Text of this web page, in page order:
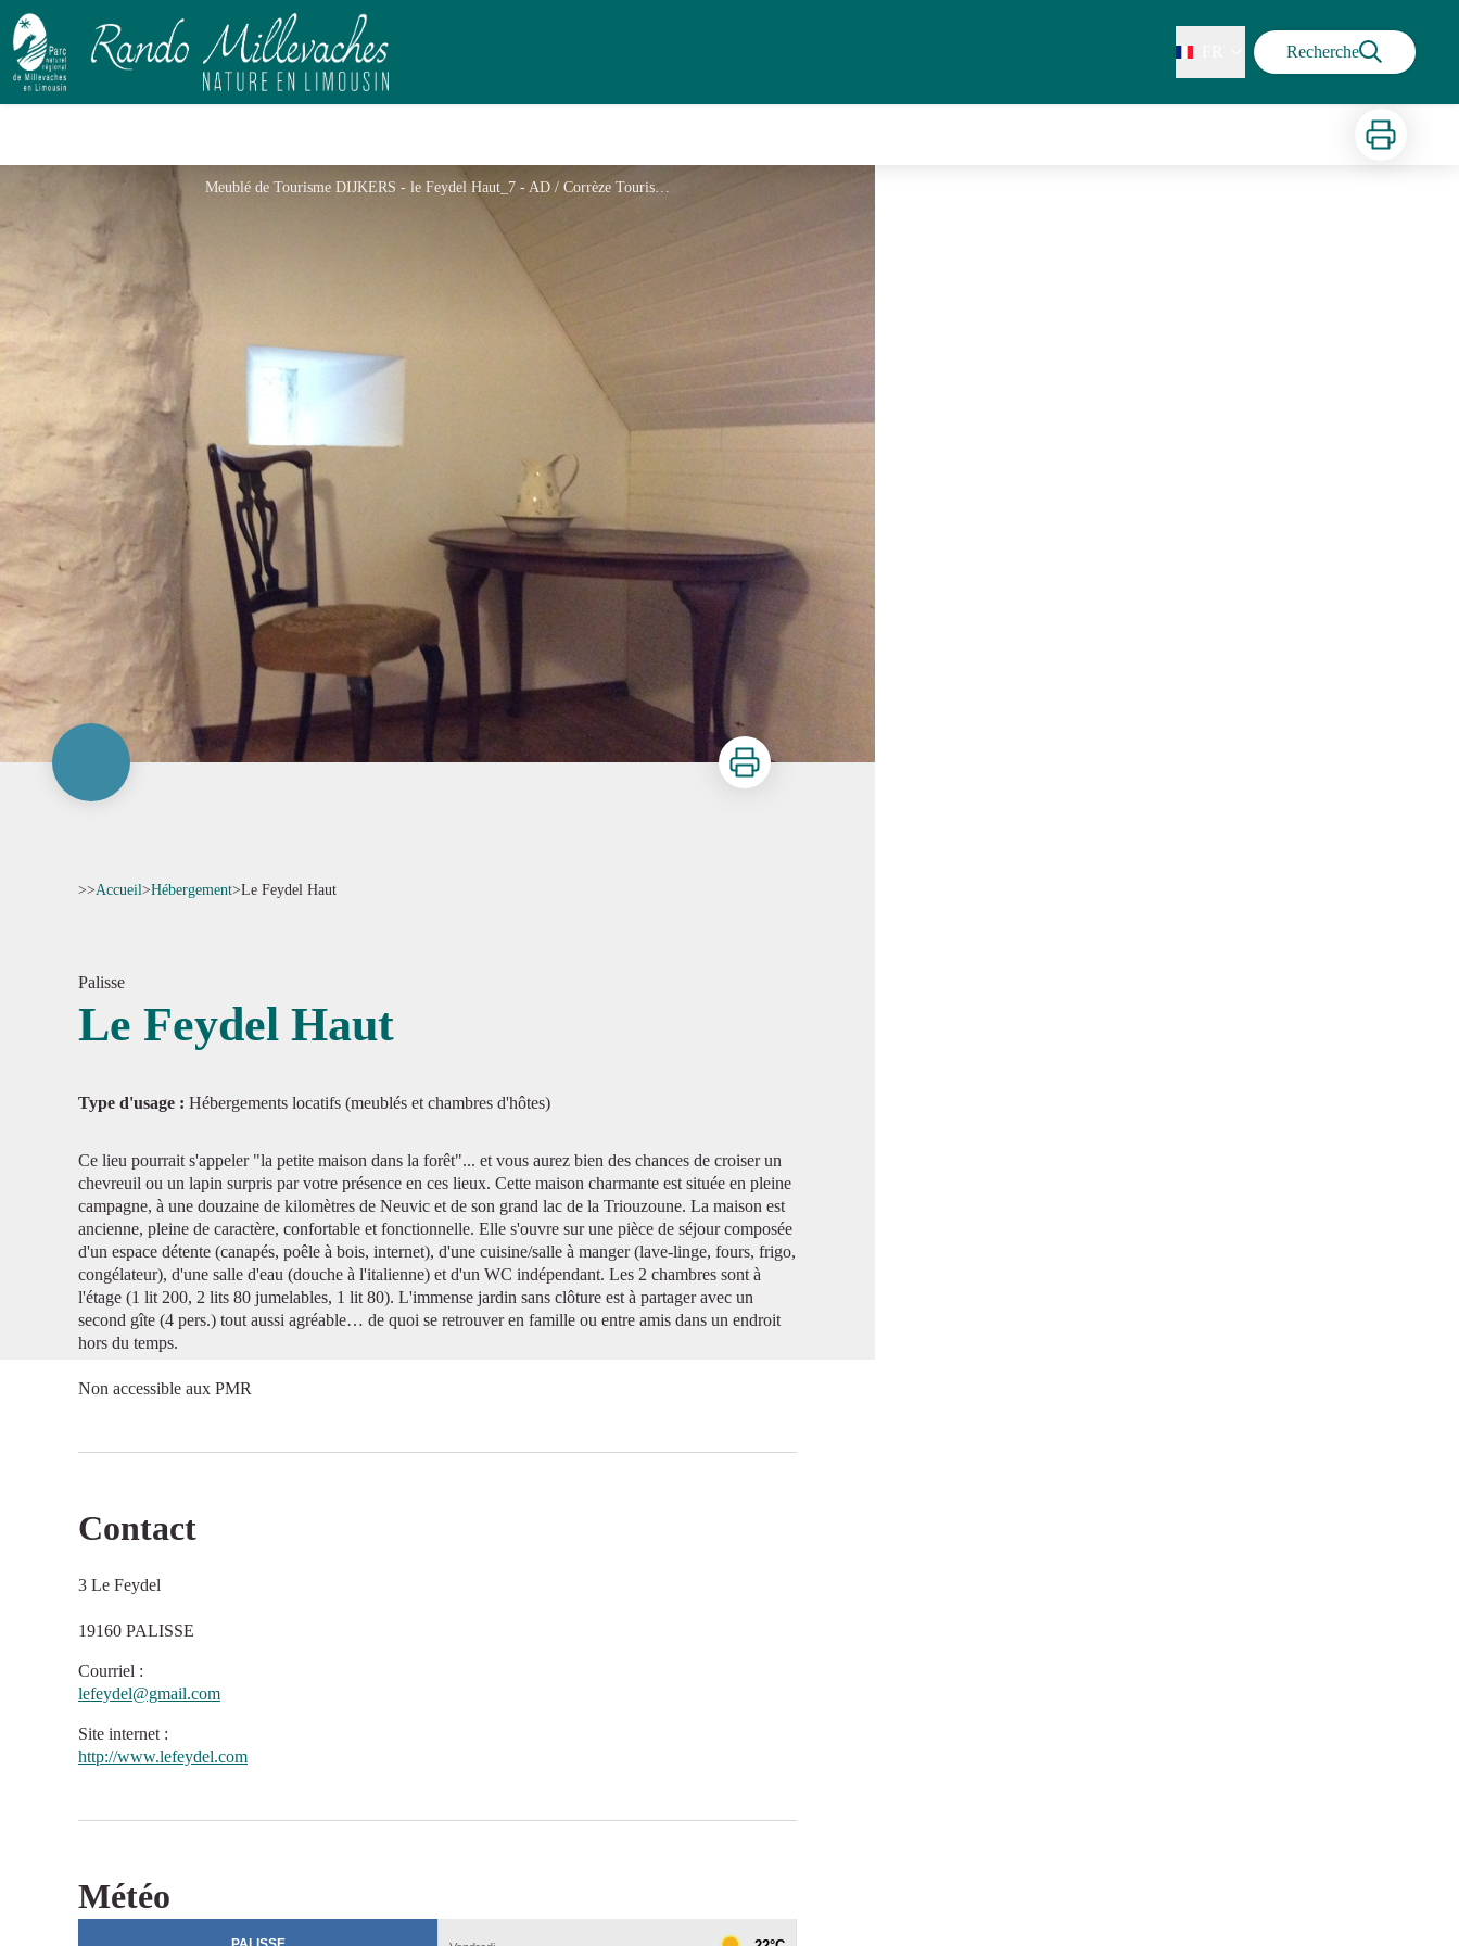
Recherche
Imprimer
Meublé de Tourisme DIJKERS - le Feydel Haut_7 - AD / Corrèze Tourisme
Imprimer
>>Accueil>Hébergement>Le Feydel Haut
Palisse
Le Feydel Haut
Type d'usage : Hébergements locatifs (meublés et chambres d'hôtes)
Ce lieu pourrait s'appeler "la petite maison dans la forêt"... et vous aurez bien des chances de croiser un
chevreuil ou un lapin surpris par votre présence en ces lieux. Cette maison charmante est située en pleine
campagne, à une douzaine de kilomètres de Neuvic et de son grand lac de la Triouzoune. La maison est
ancienne, pleine de caractère, confortable et fonctionnelle. Elle s'ouvre sur une pièce de séjour composée
d'un espace détente (canapés, poêle à bois, internet), d'une cuisine/salle à manger (lave-linge, fours, frigo,
congélateur), d'une salle d'eau (douche à l'italienne) et d'un WC indépendant. Les 2 chambres sont à
l'étage (1 lit 200, 2 lits 80 jumelables, 1 lit 80). L'immense jardin sans clôture est à partager avec un
second gîte (4 pers.) tout aussi agréable… de quoi se retrouver en famille ou entre amis dans un endroit
hors du temps.
Non accessible aux PMR
Contact
3 Le Feydel
19160 PALISSE
Courriel :
lefeydel@gmail.com
Site internet :
http://www.lefeydel.com
Météo